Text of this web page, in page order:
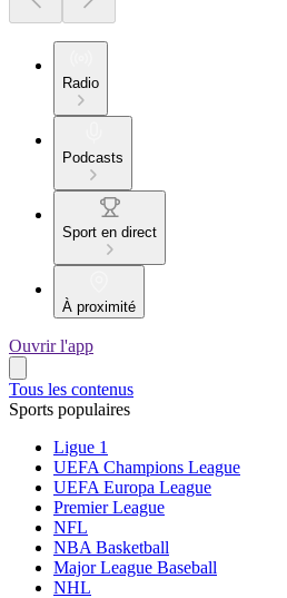
Radio
Podcasts
Sport en direct
À proximité
Ouvrir l'app
Tous les contenus
Sports populaires
Ligue 1
UEFA Champions League
UEFA Europa League
Premier League
NFL
NBA Basketball
Major League Baseball
NHL